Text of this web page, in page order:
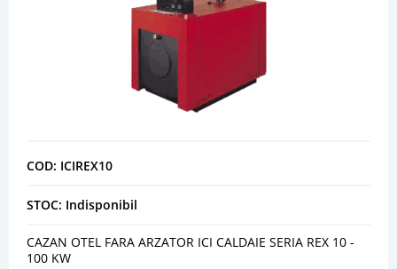
COD: ICIREX10
STOC: Indisponibil
CAZAN OTEL FARA ARZATOR ICI CALDAIE SERIA REX 10 -
100 KW